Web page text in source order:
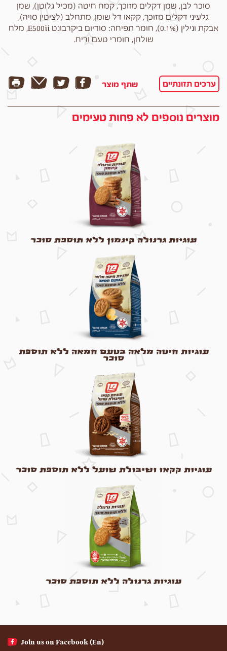
סוכר לבן, שמן דקלים מזוכך, קמח חיטה (מכיל גלוטן), שמן
גלעיני דקלים מזוכך, קקאו דל שומן, מתחלב (לציטין סויה),
אבקת ונילין (0.1%), חומר תפיחה: סודיום ביקרבונט E500ii, מלח
שולחן, חומרי טעם וריח.
שתף מוצר ערכים תזונתיים
מוצרים נוספים לא פחות טעימים
עוגיות גרנולה קינמון ללא תוספת סוכר
עוגיות חיטה מלאה בטעם חמאה ללא תוספת
סוכר
עוגיות קקאו ושיבולת שועל ללא תוספת סוכר
עוגיות גרנולה ללא תוספת סוכר
(En) Join us on Facebook